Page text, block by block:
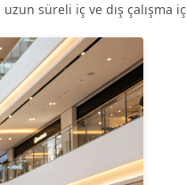
süreli iç ve dış çalışma